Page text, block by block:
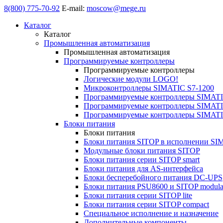
8(800) 775-70-92 E-mail: moscow@mege.ru
Каталог
Каталог
Промышленная автоматизация
Промышленная автоматизация
Программируемые контроллеры
Программируемые контроллеры
Логические модули LOGO!
Микроконтроллеры SIMATIC S7-1200
Программируемые контроллеры
Программируемые контроллеры
Программируемые контроллеры
Блоки питания
Блоки питания
Блоки питания SITOP в исполнении
Модульные блоки питания SITOP
Блоки питания серии SITOP smart
Блоки питания для AS-интерфейса
Блоки бесперебойного питания DC-UPS
Блоки питания PSU8600 и SITOP
Блоки питания серии SITOP lite
Блоки питания серии SITOP compact
Специальное исполнение и назначение